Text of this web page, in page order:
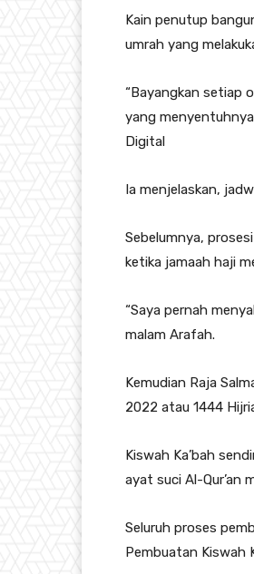
Kain penutup
umrah yang
“Bayangkan setiap
yang
Digital
Ia menjelaskan,
Sebelumnya,
ketika jamaah haji
“Saya pernah
malam Arafah.
Kemudian Raja
2022 atau 1444
Kiswah Ka’bah
ayat suci Al-Qur’an
Seluruh proses
Pembuatan Kiswah